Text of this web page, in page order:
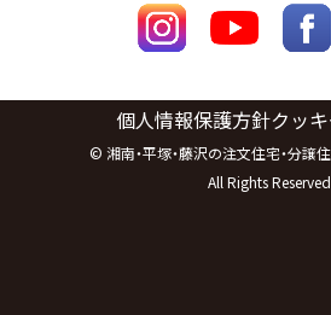
個人情報保護方針クッ
© 湘南・平塚・藤沢の注文住宅・分譲
All Rights